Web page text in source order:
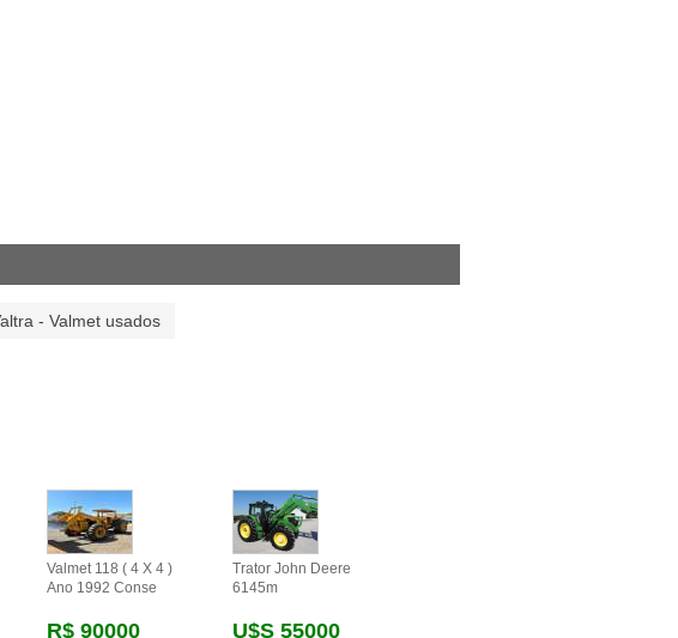
- Valmet usados
Valmet 118 ( 4 X 4 )
Ano 1992 Conse
R$ 90000
Trator John Deere
6145m
U$s 55000